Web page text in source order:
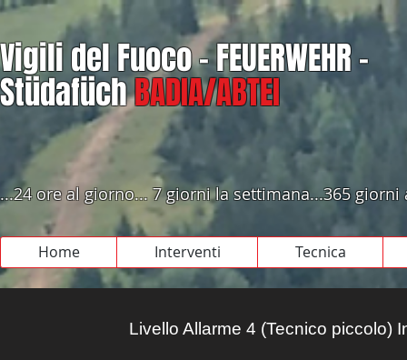
Vigili del Fuoco - FEUERWEHR -
StüdafüchBADIA/ABTEI
...24 ore al giorno... 7 giorni la settimana...365
Home Interventi Tecnica
Livello Allarme 4 (Tecnico piccolo)